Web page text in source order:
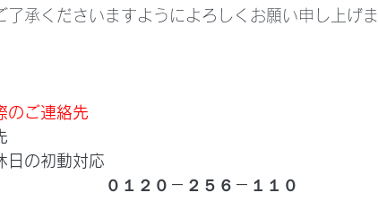
承くださいますようによろしくお願い申し上げま
のご連絡先
日の初動対応
　　　　　０１２０－２５６－１１０